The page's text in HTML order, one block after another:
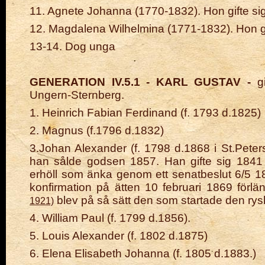
11. Agnete Johanna (1770-1832). Hon gifte
12. Magdalena Wilhelmina (1771-1832). Hon
13-14. Dog unga
GENERATION IV.5.1 - KARL GUSTAV -
Ungern-Sternberg.
1. Heinrich Fabian Ferdinand (f. 1793 d.1825)
2. Magnus (f.1796 d.1832)
3.Johan Alexander (f. 1798 d.1868 i
han sålde godsen 1857. Han gifte sig
erhöll som änka genom ett senatbeslut 6/5
konfirmation på ätten10 februari 1869
1921)blev på så sätt den som startade den
4. William Paul (f. 1799 d.1856).
5. Louis Alexander (f. 1802 d.1875)
6. Elena Elisabeth Johanna (f. 1805 d.1883.)